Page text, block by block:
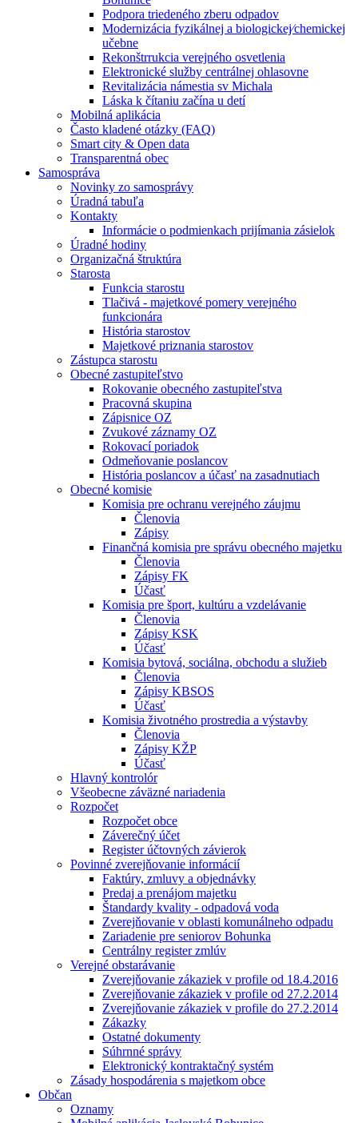
Podpora triedeného zberu odpadov
Modernizácia fyzikálnej a biologickej⁄chemickej
učebne
Rekonštrrukcia verejného osvetlenia
Elektronické služby centrálnej ohlasovne
Revitalizácia námestia sv Michala
Láska k čítaniu začína u detí
Mobilná aplikácia
Často kladené otázky (FAQ)
Smart city & Open data
Transparentná obec
Samospráva
Novinky zo samosprávy
Úradná tabuľa
Kontakty
Informácie o podmienkach prijímania zásielok
Úradné hodiny
Organizačná štruktúra
Starosta
Funkcia starostu
Tlačivá - majetkové pomery verejného
funkcionára
História starostov
Majetkové priznania starostov
Zástupca starostu
Obecné zastupiteľstvo
Rokovanie obecného zastupiteľstva
Pracovná skupina
Zápisnice OZ
Zvukové záznamy OZ
Rokovací poriadok
Odmeňovanie poslancov
História poslancov a účasť na zasadnutiach
Obecné komisie
Komisia pre ochranu verejného záujmu
Členovia
Zápisy
Finančná komisia pre správu obecného majetku
Členovia
Zápisy FK
Účasť
Komisia pre šport, kultúru a vzdelávanie
Členovia
Zápisy KSK
Účasť
Komisia bytová, sociálna, obchodu a služieb
Členovia
Zápisy KBSOS
Účasť
Komisia životného prostredia a výstavby
Členovia
Zápisy KŽP
Účasť
Hlavný kontrolór
Všeobecne záväzné nariadenia
Rozpočet
Rozpočet obce
Záverečný účet
Register účtovných závierok
Povinné zverejňovanie informácií
Faktúry, zmluvy a objednávky
Predaj a prenájom majetku
Štandardy kvality - odpadová voda
Zverejňovanie v oblasti komunálneho odpadu
Zariadenie pre seniorov Bohunka
Centrálny register zmlúv
Verejné obstarávanie
Zverejňovanie zákaziek v profile od 18.4.2016
Zverejňovanie zákaziek v profile od 27.2.2014
Zverejňovanie zákaziek v profile do 27.2.2014
Zákazky
Ostatné dokumenty
Súhrnné správy
Elektronický kontraktačný systém
Zásady hospodárenia s majetkom obce
Občan
Oznamy